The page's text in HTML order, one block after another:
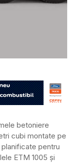
betoniere
cubi montate pe
pentru
ETM 1005 și